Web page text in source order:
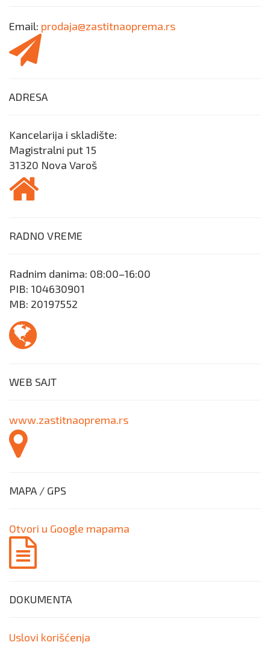
Email: prodaja@zastitnaoprema.rs
ADRESA
Kancelarija i skladište:
Magistralni put 15
31320 Nova Varoš
RADNO VREME
Radnim danima: 08:00–16:00
PIB: 104630901
MB: 20197552
WEB SAJT
www.zastitnaoprema.rs
MAPA / GPS
Otvori u Google mapama
DOKUMENTA
Uslovi korišćenja